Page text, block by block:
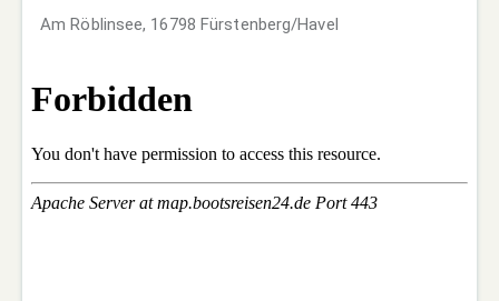
Am Röblinsee, 16798 Fürstenberg/Havel